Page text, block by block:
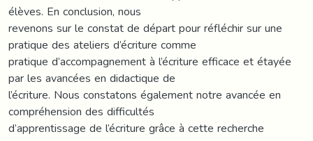
élèves. En conclusion, nous
revenons sur le constat de départ pour réfléchir sur une
pratique des ateliers d’écriture comme
pratique d’accompagnement à l’écriture efficace et étayée
par les avancées en didactique de
l’écriture. Nous constatons également notre avancée en
compréhension des difficultés
d’apprentissage de l’écriture grâce à cette recherche